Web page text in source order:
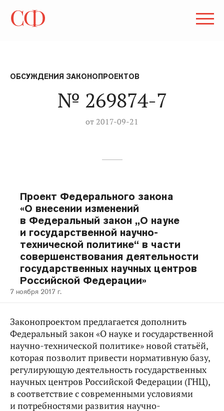
ОБСУЖДЕНИЯ ЗАКОНОПРОЕКТОВ
№ 269874-7
от 2017-09-21
Проект Федерального закона
«О внесении изменений
в Федеральный закон „О науке
и государственной научно-
технической политике“ в части
совершенствования деятельности
государственных научных центров
Российской Федерации»
7 ноября 2017 г.
Законопроектом предлагается дополнить
Федеральный закон «О науке и государственной
научно-технической политике» новой статьёй,
которая позволит привести нормативную базу,
регулирующую деятельность государственных
научных центров Российской Федерации (ГНЦ),
в соответствие с современными условиями
и потребностями развития научно-